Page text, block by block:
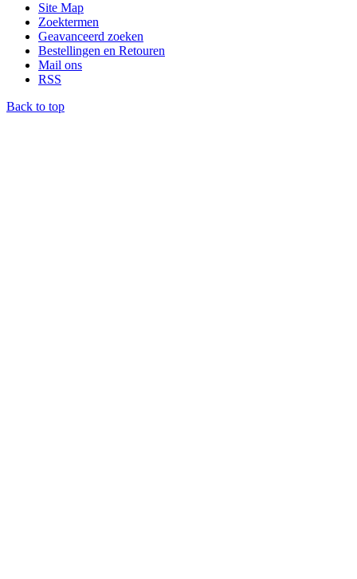
Site Map
Zoektermen
Geavanceerd zoeken
Bestellingen en Retouren
Mail ons
RSS
Back to top